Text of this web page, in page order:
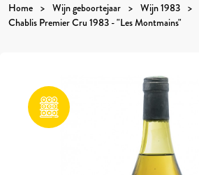
Home Wijn geboortejaar
Wijn 1983
Chablis Premier Cru 1983 - "Les Montmains"